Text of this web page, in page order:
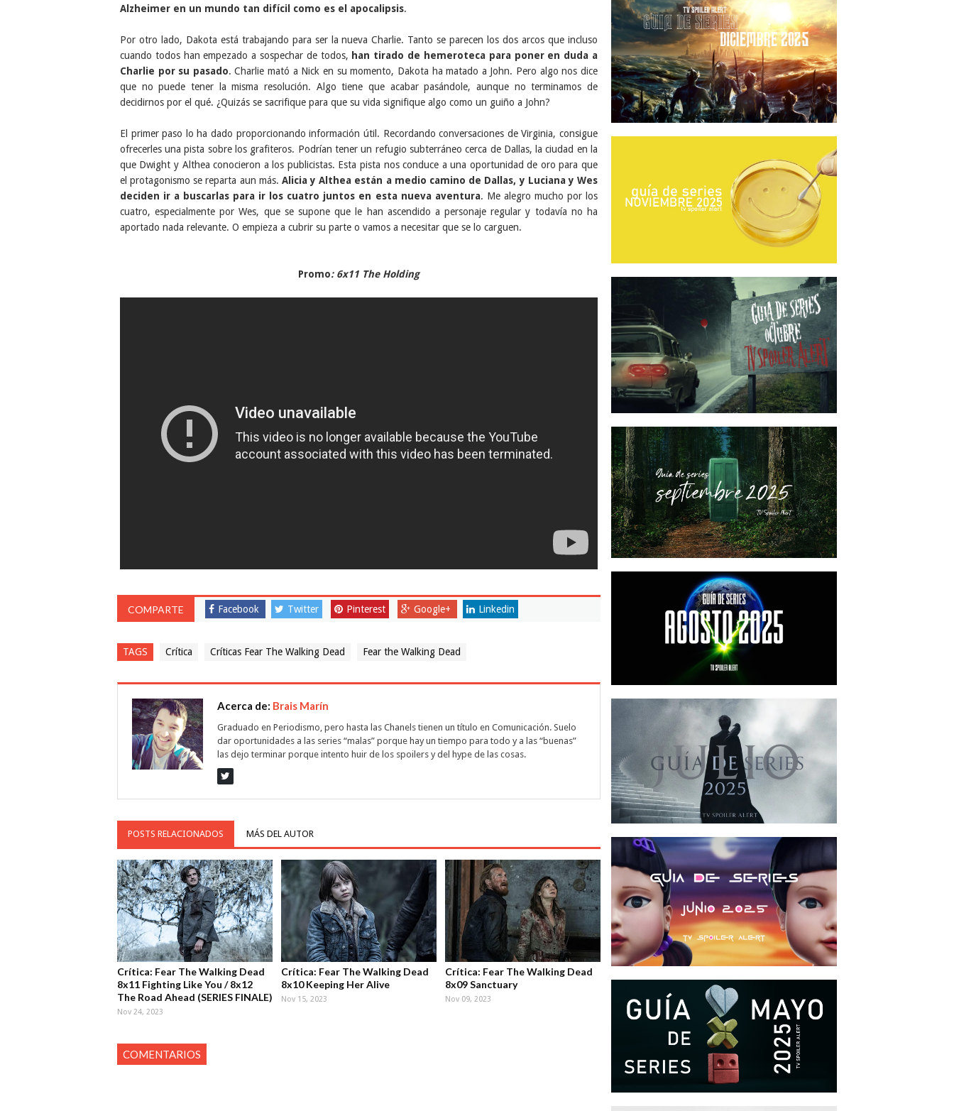
Alzheimer en un mundo tan difícil como es el apocalipsis.
Por otro lado, Dakota está trabajando para ser la nueva Charlie. Tanto se parecen los dos arcos que incluso
cuando todos han empezado a sospechar de todos, han tirado de hemeroteca para poner en duda a
Charlie por su pasado. Charlie mató a Nick en su momento, Dakota ha matado a John. Pero algo nos dice
que no puede tener la misma resolución. Algo tiene que acabar pasándole, aunque no terminamos de
decidirnos por el qué. ¿Quizás se sacrifique para que su vida signifique algo como un guiño a John?
El primer paso lo ha dado proporcionando información útil. Recordando conversaciones de Virginia, consigue
ofrecerles una pista sobre los grafiteros. Podrían tener un refugio subterráneo cerca de Dallas, la ciudad en la
que Dwight y Althea conocieron a los publicistas. Esta pista nos conduce a una oportunidad de oro para que
el protagonismo se reparta aun más. Alicia y Althea están a medio camino de Dallas, y Luciana y Wes
deciden ir a buscarlas para ir los cuatro juntos en esta nueva aventura. Me alegro mucho por los
cuatro, especialmente por Wes, que se supone que le han ascendido a personaje regular y todavía no ha
aportado nada relevante. O empieza a cubrir su parte o vamos a necesitar que se lo carguen.
Promo: 6x11 The Holding
COMPARTE Facebook Twitter Pinterest Google+ Linkedin
TAGS Crítica Críticas Fear The Walking Dead Fear the Walking Dead
Acerca de: Brais Marín
Graduado en Periodismo, pero hasta las Chanels tienen un título en Comunicación. Suelo
dar oportunidades a las series “malas” porque hay un tiempo para todo y a las “buenas”
las dejo terminar porque intento huir de los spoilers y del hype de las cosas.
POSTS RELACIONADOS MÁS DEL AUTOR
Crítica: Fear The Walking Dead
8x11 Fighting Like You / 8x12
The Road Ahead (SERIES FINALE)
Nov 24, 2023
Crítica: Fear The Walking Dead
8x10 Keeping Her Alive
Nov 15, 2023
Crítica: Fear The Walking Dead
8x09 Sanctuary
Nov 09, 2023
COMENTARIOS